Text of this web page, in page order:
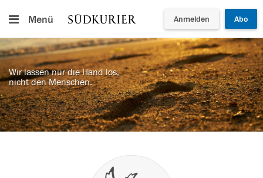
Menü Anmelden Abo
Wir lassen nur die Hand los,
nicht den Menschen.